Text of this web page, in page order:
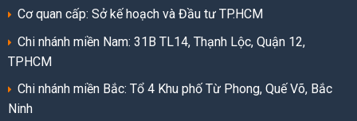
Cơ quan cấp: Sở kế hoạch và Đầu tư TP.HCM
Chi nhánh miền Nam: 31B TL14, Thạnh Lộc, Quận 12,
TPHCM
Chi nhánh miền Bắc: Tổ 4 Khu phố Từ Phong, Quế Võ, Bắc
Ninh